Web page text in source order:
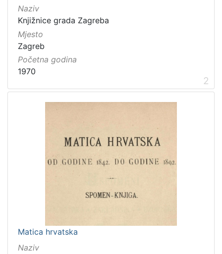
Naziv
Knjižnice grada Zagreba
Mjesto
Zagreb
Početna godina
1970
2
Matica hrvatska
Naziv